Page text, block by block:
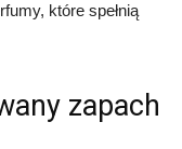
które spełnią
zapach